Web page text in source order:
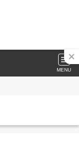
MENU